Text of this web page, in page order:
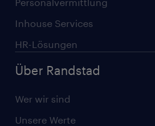
Inhouse Services
HR-Lösungen
Über Randstad
Wer wir sind
Unsere Werte